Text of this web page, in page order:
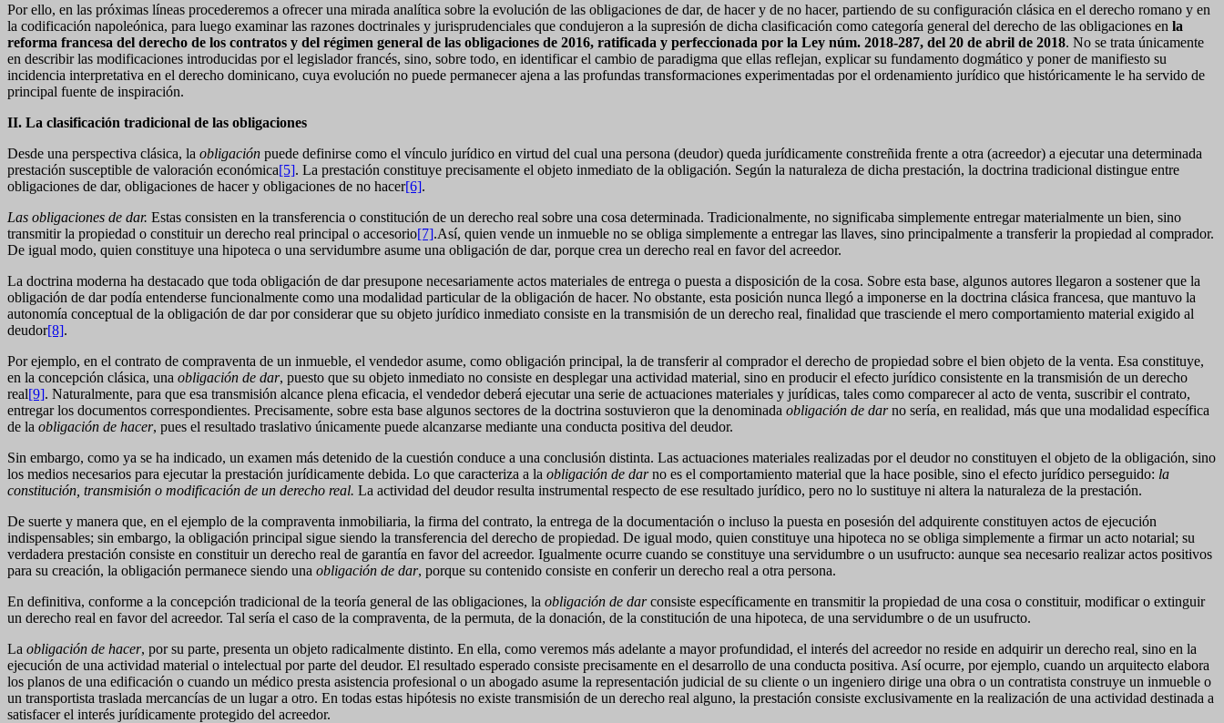
Por ello, en las próximas líneas procederemos a ofrecer una mirada analítica sobre la evolución de las obligaciones de dar, de hacer y de no hacer, partiendo de su configuración clásica en el derecho romano y en
la codificación napoleónica, para luego examinar las razones doctrinales y jurisprudenciales que condujeron a la supresión de dicha clasificación como categoría general del derecho de las obligaciones en la
reforma francesa del derecho de los contratos y del régimen general de las obligaciones de 2016, ratificada y perfeccionada por la Ley núm. 2018-287, del 20 de abril de 2018. No se trata únicamente
en describir las modificaciones introducidas por el legislador francés, sino, sobre todo, en identificar el cambio de paradigma que ellas reflejan, explicar su fundamento dogmático y poner de manifiesto su
incidencia interpretativa en el derecho dominicano, cuya evolución no puede permanecer ajena a las profundas transformaciones experimentadas por el ordenamiento jurídico que históricamente le ha servido de
principal fuente de inspiración.
II. La clasificación tradicional de las obligaciones
Desde una perspectiva clásica, la obligación puede definirse como el vínculo jurídico en virtud del cual una persona (deudor) queda jurídicamente constreñida frente a otra (acreedor) a ejecutar una determinada
prestación susceptible de valoración económica[5]. La prestación constituye precisamente el objeto inmediato de la obligación. Según la naturaleza de dicha prestación, la doctrina tradicional distingue entre
obligaciones de dar, obligaciones de hacer y obligaciones de no hacer[6].
Las obligaciones de dar. Estas consisten en la transferencia o constitución de un derecho real sobre una cosa determinada. Tradicionalmente, no significaba simplemente entregar materialmente un bien, sino
transmitir la propiedad o constituir un derecho real principal o accesorio[7].Así, quien vende un inmueble no se obliga simplemente a entregar las llaves, sino principalmente a transferir la propiedad al comprador.
De igual modo, quien constituye una hipoteca o una servidumbre asume una obligación de dar, porque crea un derecho real en favor del acreedor.
La doctrina moderna ha destacado que toda obligación de dar presupone necesariamente actos materiales de entrega o puesta a disposición de la cosa. Sobre esta base, algunos autores llegaron a sostener que la
obligación de dar podía entenderse funcionalmente como una modalidad particular de la obligación de hacer. No obstante, esta posición nunca llegó a imponerse en la doctrina clásica francesa, que mantuvo la
autonomía conceptual de la obligación de dar por considerar que su objeto jurídico inmediato consiste en la transmisión de un derecho real, finalidad que trasciende el mero comportamiento material exigido al
deudor[8].
Por ejemplo, en el contrato de compraventa de un inmueble, el vendedor asume, como obligación principal, la de transferir al comprador el derecho de propiedad sobre el bien objeto de la venta. Esa constituye,
en la concepción clásica, una obligación de dar, puesto que su objeto inmediato no consiste en desplegar una actividad material, sino en producir el efecto jurídico consistente en la transmisión de un derecho
real[9]. Naturalmente, para que esa transmisión alcance plena eficacia, el vendedor deberá ejecutar una serie de actuaciones materiales y jurídicas, tales como comparecer al acto de venta, suscribir el contrato,
entregar los documentos correspondientes. Precisamente, sobre esta base algunos sectores de la doctrina sostuvieron que la denominada obligación de darno sería, en realidad, más que una modalidad específica
de la obligación de hacer, pues el resultado traslativo únicamente puede alcanzarse mediante una conducta positiva del deudor.
Sin embargo, como ya se ha indicado, un examen más detenido de la cuestión conduce a una conclusión distinta. Las actuaciones materiales realizadas por el deudor no constituyen el objeto de la obligación, sino
los medios necesarios para ejecutar la prestación jurídicamente debida. Lo que caracteriza a la obligación de darno es el comportamiento material que la hace posible, sino el efecto jurídico perseguido: la
constitución, transmisión o modificación de un derecho real. La actividad del deudor resulta instrumental respecto de ese resultado jurídico, pero no lo sustituye ni altera la naturaleza de la prestación.
De suerte y manera que, en el ejemplo de la compraventa inmobiliaria, la firma del contrato, la entrega de la documentación o incluso la puesta en posesión del adquirente constituyen actos de ejecución
indispensables; sin embargo, la obligación principal sigue siendo la transferencia del derecho de propiedad. De igual modo, quien constituye una hipoteca no se obliga simplemente a firmar un acto notarial; su
verdadera prestación consiste en constituir un derecho real de garantía en favor del acreedor. Igualmente ocurre cuando se constituye una servidumbre o un usufructo: aunque sea necesario realizar actos positivos
para su creación, la obligación permanece siendo una obligación de dar, porque su contenido consiste en conferir un derecho real a otra persona.
En definitiva, conforme a la concepción tradicional de la teoría general de las obligaciones, la obligación de darconsiste específicamente en transmitir la propiedad de una cosa o constituir, modificar o extinguir
un derecho real en favor del acreedor. Tal sería el caso de la compraventa, de la permuta, de la donación, de la constitución de una hipoteca, de una servidumbre o de un usufructo.
La obligación de hacer, por su parte, presenta un objeto radicalmente distinto. En ella, como veremos más adelante a mayor profundidad, el interés del acreedor no reside en adquirir un derecho real, sino en la
ejecución de una actividad material o intelectual por parte del deudor. El resultado esperado consiste precisamente en el desarrollo de una conducta positiva. Así ocurre, por ejemplo, cuando un arquitecto elabora
los planos de una edificación o cuando un médico presta asistencia profesional o un abogado asume la representación judicial de su cliente o un ingeniero dirige una obra o un contratista construye un inmueble o
un transportista traslada mercancías de un lugar a otro. En todas estas hipótesis no existe transmisión de un derecho real alguno, la prestación consiste exclusivamente en la realización de una actividad destinada a
satisfacer el interés jurídicamente protegido del acreedor.